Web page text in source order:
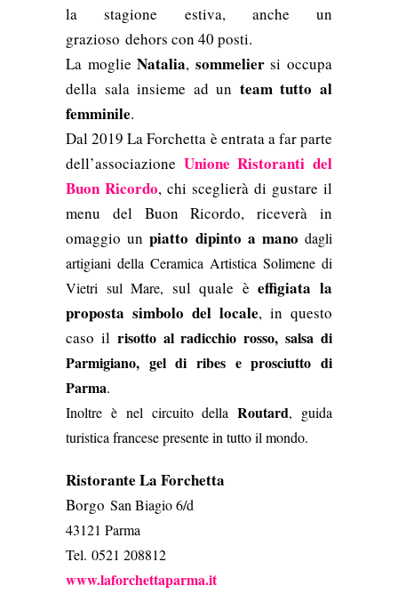
la stagione estiva, anche un
grazioso dehors con 40 posti.
La moglieNatalia, sommeliersi occupa
della sala insieme ad un team tutto al
femminile.
Dal 2019 La Forchetta è entrata a far parte
dell’associazione Unione Ristoranti del
Buon Ricordo, chi sceglierà di gustare il
menu del Buon Ricordo, riceverà in
omaggio unpiatto dipinto a manodagli
artigiani della Ceramica Artistica Solimene di
Vietri sul Mare, sul quale èeffigiata la
proposta simbolo del locale, in questo
caso il risotto al radicchio rosso, salsa di
Parmigiano, gel di ribes e prosciutto di
Parma.
Inoltre è nel circuito dellaRoutard, guida
turistica francese presente in tutto il mondo.
Ristorante La Forchetta
Borgo San Biagio 6/d
43121 Parma
Tel. 0521 208812
www.laforchettaparma.it